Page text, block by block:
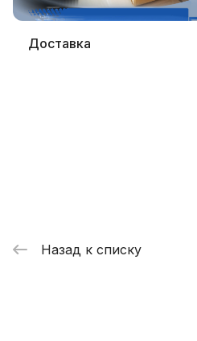
Доставка
Назад к списку